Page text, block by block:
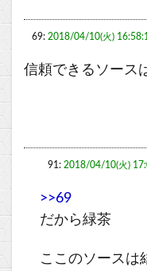
69: 2018/04/10(火)
信頼できるソース
91: 2018/04/10(火)
>>69
だから緑茶
ここのソースは